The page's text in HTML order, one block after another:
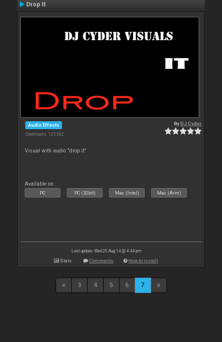
Drop It
Audio Effects
Downloads: 125 362
ByDJ Cyder
Visual with audio "drop it"
Available on :
PC PC (32bit) Mac (Intel) Mac (Arm)
Last update: Wed 20 Aug 14 @ 4:44 pm
Stats Comments How to install
3 4 5 6 7